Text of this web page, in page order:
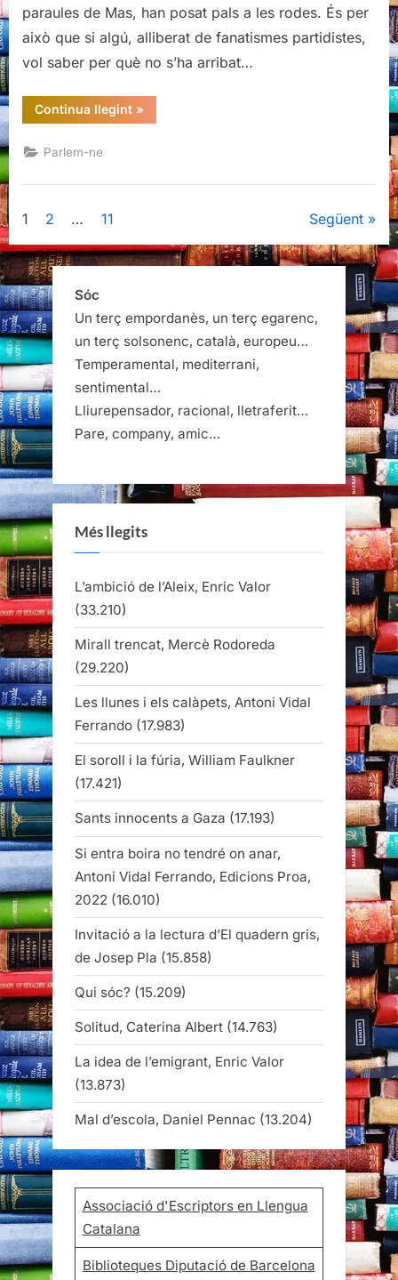
paraules de Mas, han posat pals a les rodes. És per
això que si algú, alliberat de fanatismes partidistes,
vol saber per què no s’ha arribat…
Continua llegint“Junts
Pel
(i
»
Parlem-ne
Paginació
de
les
entrades
1 2 … 11 Següent
Sóc
Un terç empordanès, un terç egarenc,
un terç solsonenc, català, europeu…
Temperamental, mediterrani,
sentimental…
Lliurepensador, racional, lletraferit…
Pare, company, amic…
Més llegits
L’ambició de l’Aleix, Enric Valor
(33.210)
Mirall trencat, Mercè Rodoreda
(29.220)
Les llunes i els calàpets, Antoni Vidal
Ferrando (17.983)
El soroll i la fúria, William Faulkner
(17.421)
Sants innocents a Gaza (17.193)
Si entra boira no tendré on anar,
Antoni Vidal Ferrando, Edicions Proa,
2022 (16.010)
Invitació a la lectura d’El quadern gris,
de Josep Pla (15.858)
Qui sóc? (15.209)
Solitud, Caterina Albert (14.763)
La idea de l’emigrant, Enric Valor
(13.873)
Mal d’escola, Daniel Pennac (13.204)
Associació d'Escriptors en Llengua
Catalana
Biblioteques Diputació de Barcelona